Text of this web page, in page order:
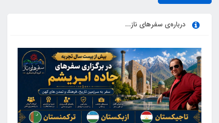
درباره‌ی سفرهای ناز...